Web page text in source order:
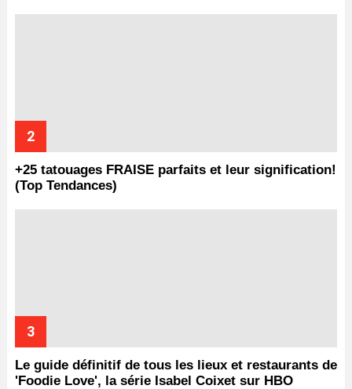
+25 tatouages ​​FRAISE parfaits et leur signification!
(Top Tendances)
Le guide définitif de tous les lieux et restaurants de
'Foodie Love', la série Isabel Coixet sur HBO